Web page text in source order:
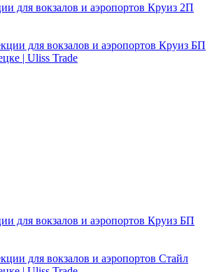
для вокзалов и аэропортов Круиз 2П
для вокзалов и аэропортов Круиз БП